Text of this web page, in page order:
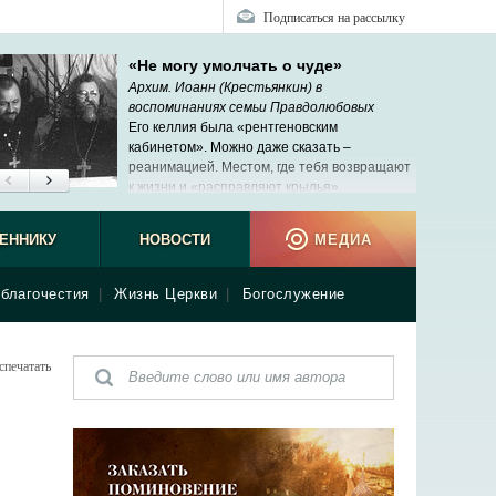
Подписаться на рассылку
«Не могу умолчать о чуде»
Архим. Иоанн (Крестьянкин) в
воспоминаниях семьи Правдолюбовых
Его келлия была «рентгеновским
кабинетом». Можно даже сказать –
реанимацией. Местом, где тебя возвращают
к жизни и «расправляют крылья».
Жизнь Церкви Богослужение
НОВОСТИ МЕДИА